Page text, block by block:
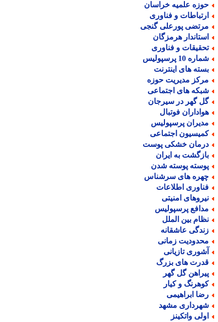
علمیه خراسان
و فناوری
پورعلی گنجی
هرمزگان
و فناوری
10 پرسپولیس
های اینترنت
مدیریت حوزه
های اجتماعی
گهر در سیرجان
فوتبال
پرسپولیس
اجتماعی
خشکی پوست
به ایران
پوسته شدن
های سرشناس
اطلاعات
امنیتی
پرسپولیس
بین الملل
عاشقانه
زمانی
تازیانی
های بزرگ
گل گهر
و کیار
ابراهیمی
مشهد
واتکینز